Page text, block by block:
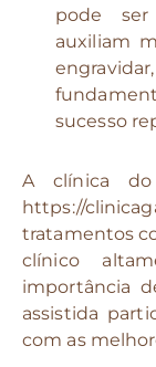
pode ser
auxiliam
sucesso
A clínica
https://
tratamentos
clínico
importância
assistida
com as